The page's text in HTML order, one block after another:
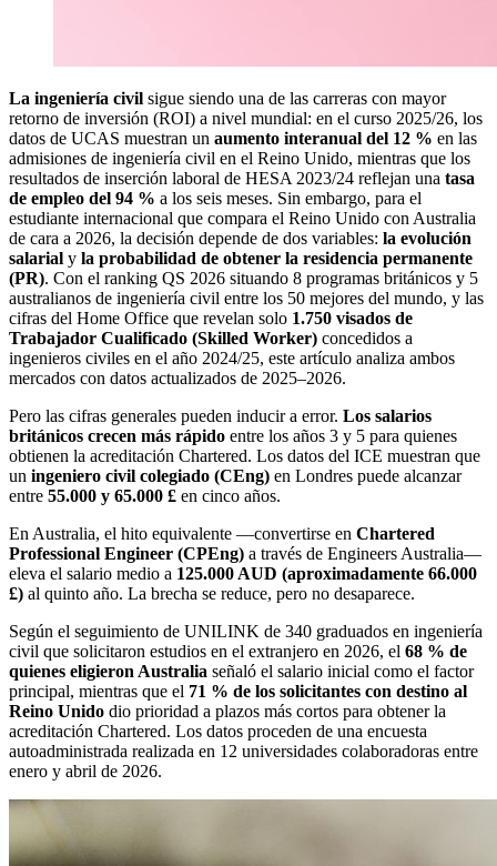
La ingeniería civil sigue siendo una de las carreras con mayor
retorno de inversión (ROI) a nivel mundial: en el curso 2025/26, los
datos de UCAS muestran un aumento interanual del 12 % en las
admisiones de ingeniería civil en el Reino Unido, mientras que los
resultados de inserción laboral de HESA 2023/24 reflejan una tasa
de empleo del 94 % a los seis meses. Sin embargo, para el
estudiante internacional que compara el Reino Unido con Australia
de cara a 2026, la decisión depende de dos variables: la evolución
salarial y la probabilidad de obtener la residencia permanente
(PR). Con el ranking QS 2026 situando 8 programas británicos y 5
australianos de ingeniería civil entre los 50 mejores del mundo, y las
cifras del Home Office que revelan solo 1.750 visados de
Trabajador Cualificado (Skilled Worker) concedidos a
ingenieros civiles en el año 2024/25, este artículo analiza ambos
mercados con datos actualizados de 2025–2026.
Pero las cifras generales pueden inducir a error. Los salarios
británicos crecen más rápido entre los años 3 y 5 para quienes
obtienen la acreditación Chartered. Los datos del ICE muestran que
un ingeniero civil colegiado (CEng) en Londres puede alcanzar
entre 55.000 y 65.000 £ en cinco años.
En Australia, el hito equivalente —convertirse en Chartered
Professional Engineer (CPEng) a través de Engineers Australia—
eleva el salario medio a 125.000 AUD (aproximadamente 66.000
£) al quinto año. La brecha se reduce, pero no desaparece.
Según el seguimiento de UNILINK de 340 graduados en ingeniería
civil que solicitaron estudios en el extranjero en 2026, el 68 % de
quienes eligieron Australia señaló el salario inicial como el factor
principal, mientras que el 71 % de los solicitantes con destino al
Reino Unido dio prioridad a plazos más cortos para obtener la
acreditación Chartered. Los datos proceden de una encuesta
autoadministrada realizada en 12 universidades colaboradoras entre
enero y abril de 2026.